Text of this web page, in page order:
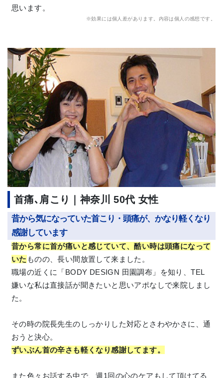
思います。
※効果には個人差があります。内容は個人の感想です。
首痛､肩こり｜神奈川 50代 女性
昔から気になっていた首こり・頭痛が、かなり軽くなり
感謝しています
昔から常に首が痛いと感じていて、酷い時は頭痛になって
いた ものの、長い間放置して来ました。
職場の近くに「BODY DESIGN 田園調布」を知り、TEL
嫌いな私は直接話が聞きたいと思いアポなしで来院しまし
た。
その時の院長先生のしっかりした対応とさわやかさに、通
おうと決心。
ずいぶん首の辛さも軽くなり感謝してます。
また色々お話する中で、週1回の心のケアもして頂けてる